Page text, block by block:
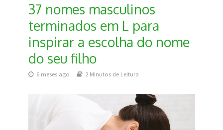
37 nomes masculinos
terminados em L para
inspirar a escolha do nome
do seu filho
6 meses ago 2 Minutos de Leitura